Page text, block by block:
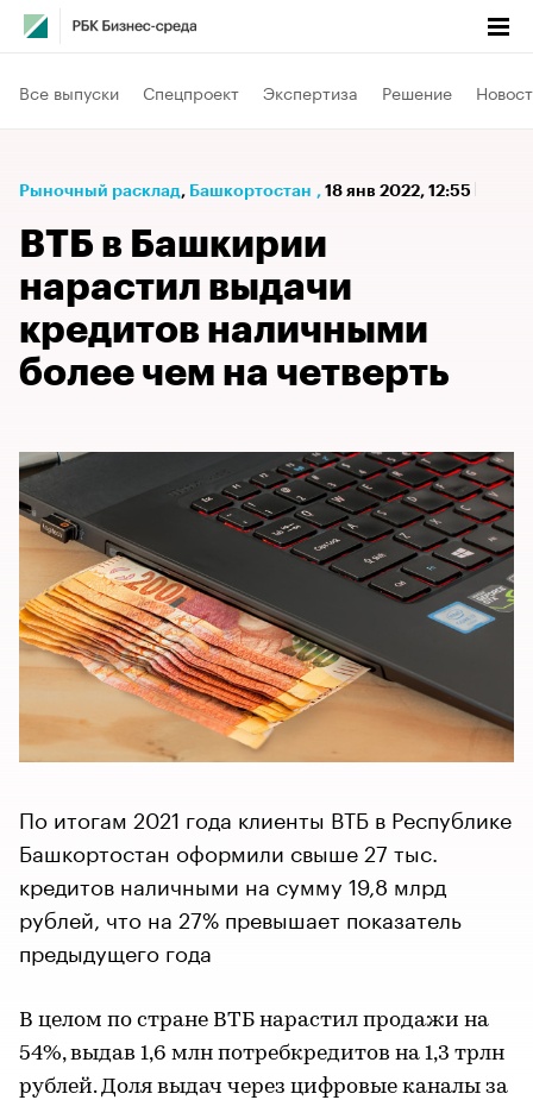
Все выпуски Спецпроект Экспертиза Решение
Рыночный расклад⁠, Башкортостан , 18 янв 2022, 12:55
ВТБ в Башкирии
нарастил выдачи
кредитов наличными
более чем на четверть
По итогам 2021 года клиенты ВТБ в Республике
Башкортостан оформили свыше 27 тыс.
кредитов наличными на сумму 19,8 млрд
рублей, что на 27% превышает показатель
предыдущего года
В целом по стране ВТБ нарастил продажи на
54%, выдав 1,6 млн потребкредитов на 1,3 трлн
рублей. Доля выдач через цифровые каналы за